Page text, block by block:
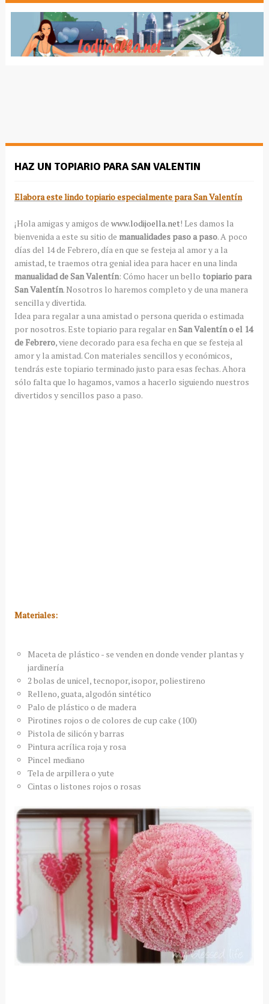
HAZ UN TOPIARIO PARA SAN VALENTIN
Elabora este lindo topiario especialmente para San Valentín
¡Hola amigas y amigos de www.lodijoella.net! Les damos la
bienvenida a este su sitio de manualidades paso a paso. A poco
días del 14 de Febrero, día en que se festeja al amor y a la
amistad, te traemos otra genial idea para hacer en una linda
manualidad de San Valentín: Cómo hacer un bello topiario para
San Valentín. Nosotros lo haremos completo y de una manera
sencilla y divertida.
Idea para regalar a una amistad o persona querida o estimada
por nosotros. Este topiario para regalar en San Valentín o el 14
de Febrero, viene decorado para esa fecha en que se festeja al
amor y la amistad. Con materiales sencillos y económicos,
tendrás este topiario terminado justo para esas fechas. Ahora
sólo falta que lo hagamos, vamos a hacerlo siguiendo nuestros
divertidos y sencillos paso a paso.
Materiales:
Maceta de plástico - se venden en donde vender plantas y
jardinería
2 bolas de unicel, tecnopor, isopor, poliestireno
Relleno, guata, algodón sintético
Palo de plástico o de madera
Pirotines rojos o de colores de cup cake (100)
Pistola de silicón y barras
Pintura acrílica roja y rosa
Pincel mediano
Tela de arpillera o yute
Cintas o listones rojos o rosas